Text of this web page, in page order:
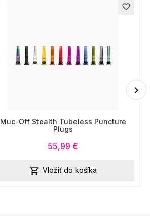
favorite_border
Muc-Off Stealth Tubeless Puncture
Plugs
55,99 €
 Vložiť do košíka